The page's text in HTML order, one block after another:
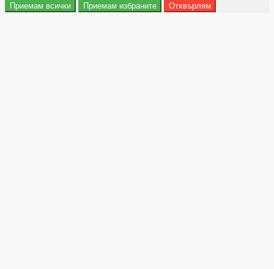
Препочитания за реклами
Приемам всички Приемам избраните Отхвърлям